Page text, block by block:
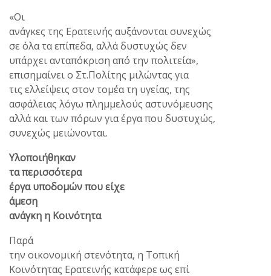
«Οι
ανάγκες της Ερατεινής αυξάνονται συνεχώς
σε όλα τα επίπεδα, αλλά δυστυχώς δεν
υπάρχει ανταπόκριση από την πολιτεία»,
επισημαίνει ο Στ.Πολίτης μιλώντας για
τις ελλείψεις στον τομέα τη υγείας, της
ασφάλειας λόγω πλημμελούς αστυνόμευσης
αλλά και των πόρων για έργα που δυστυχώς,
συνεχώς μειώνονται.
Υλοποιήθηκαν
τα περισσότερα
έργα υποδομών που είχε
άμεση
ανάγκη η Κοινότητα
Παρά
την οικονομική στενότητα, η Τοπική
Κοινότητας Ερατεινής κατάφερε ως επί